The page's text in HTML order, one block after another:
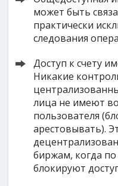
может быть
практически
следования
Доступ к счету
Никакие
лица не имеют
пользователя
арестовывать).
биржам, когда
блокируют